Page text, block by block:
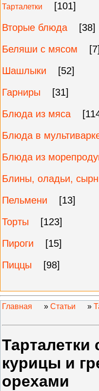
Тарталетки
[101]
Вторые блюда
[38]
Беляши с мясом
[7]
Шашлыки
[52]
Гарниры
[31]
Блюда из мяса
Блюда в
Блюда из
Блины, оладьи,
Пельмени
[13]
Торты
[123]
Пироги
[15]
Пиццы
[98]
Главная » Статьи »
Тарталетки
курицы и
орехами